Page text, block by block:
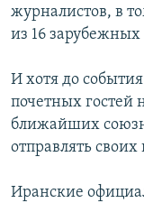
журналистов, в
из 16 зарубежных
И хотя до
почетных гостей
ближайших
отправлять своих
Иранские